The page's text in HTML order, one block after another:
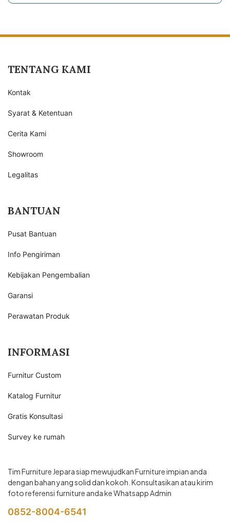
TENTANG KAMI
Kontak
Syarat & Ketentuan
Cerita Kami
Showroom
Legalitas
BANTUAN
Pusat Bantuan
Info Pengiriman
Kebijakan Pengembalian
Garansi
Perawatan Produk
INFORMASI
Furnitur Custom
Katalog Furnitur
Gratis Konsultasi
Survey ke rumah
Tim Furniture Jepara siap mewujudkan Furniture impian anda
dengan bahan yang solid dan kokoh. Konsultasikan atau kirim
foto referensi furniture anda ke Whatsapp Admin
0852-8004-6541